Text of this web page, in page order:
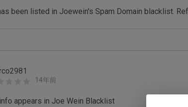
been listed in Joewein's Spam Domain blacklist.
14年前
appears in Joe Wein Blacklist